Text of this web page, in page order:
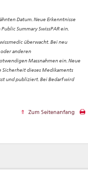
Datum. Neue Erkenntnisse
Summary SwissPAR ein.
überwacht. Bei neu
anderen
Massnahmen ein. Neue
Sicherheit dieses Medikaments
und publiziert. Bei Bedarf wird
Zum Seitenanfang